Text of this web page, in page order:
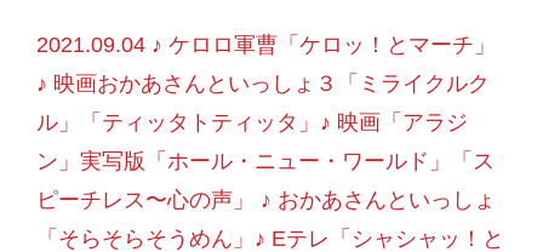
2021.09.04 ♪ ケロロ軍曹「ケロッ！とマーチ」
♪ 映画おかあさんといっしょ３「ミライクルク
ル」「ティッタトティッタ」♪ 映画「アラジ
ン」実写版「ホール・ニュー・ワールド」「ス
ピーチレス〜心の声」 ♪ おかあさんといっしょ
「そらそらそうめん」♪ Eテレ「シャシャッ！と